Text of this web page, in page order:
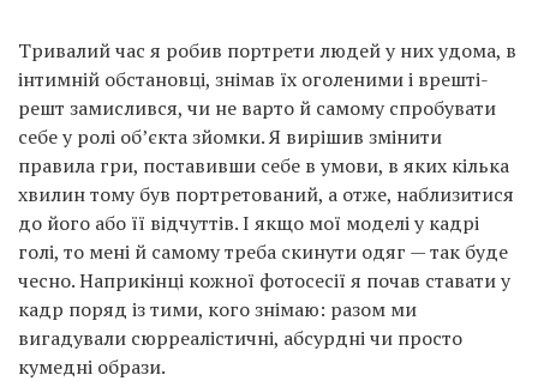
Тривалий час я робив портрети людей у них удома, в
інтимній обстановці, знімав їх оголеними і врешті-
решт замислився, чи не варто й самому спробувати
себе у ролі об’єкта зйомки. Я вирішив змінити
правила гри, поставивши себе в умови, в яких кілька
хвилин тому був портретований, а отже, наблизитися
до його або її відчуттів. І якщо мої моделі у кадрі
голі, то мені й самому треба скинути одяг — так буде
чесно. Наприкінці кожної фотосесії я почав ставати у
кадр поряд із тими, кого знімаю: разом ми
вигадували сюрреалістичні, абсурдні чи просто
кумедні образи.